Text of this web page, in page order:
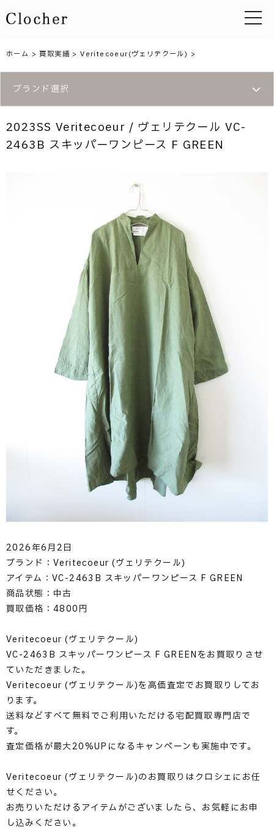
toggle
ホーム >買取実績 >Veritecoeur(ヴェリテクール) >
ブランド選択
2023SS Veritecoeur / ヴェリテクール VC-
2463B スキッパーワンピース F GREEN
2026年6月2日
ブランド：Veritecoeur (ヴェリテクール)
アイテム：VC-2463B スキッパーワンピース F GREEN
商品状態：中古
買取価格：4800円
Veritecoeur (ヴェリテクール)
VC-2463B スキッパーワンピース F GREENをお買取りさせ
ていただきました。
Veritecoeur (ヴェリテクール)を高価査定でお買取りしてお
ります。
送料などすべて無料でご利用いただける宅配買取専門店で
す。
査定価格が最大20%UPになるキャンペーンも実施中です。
Veritecoeur (ヴェリテクール)のお買取りはクロシェにお任
せください。
お売りいただけるアイテムがございましたら、お気軽にお申
し込みください。